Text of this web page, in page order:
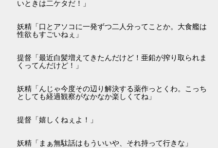
いときは二ケタだ！」
妖精「口とアソコに一発ずつ二人分ってことか。大食艦は
性欲もすごいねぇ」
提督「最近白髪増えてきたんだけど！亜鉛が搾り取られま
くってんだけど！」
妖精「んじゃ今度その辺り解決する薬作っとくわ。こっち
としても経過観察がなかなか楽しくてね」
提督「嬉しくねぇよ！」
妖精「まぁ無駄話はもういいや、それ持って行きな」